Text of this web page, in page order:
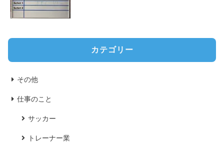
カテゴリー
その他
仕事のこと
サッカー
トレーナー業